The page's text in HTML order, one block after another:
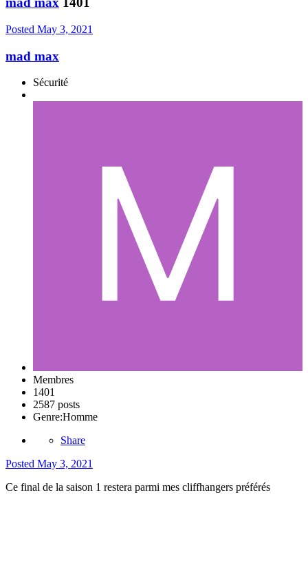
Posted May 3, 2021
mad max
Sécurité
Membres
1401
2587 posts
Genre:Homme
Share
Posted May 3, 2021
Ce final de la saison 1 restera parmi mes cliffhangers préférés